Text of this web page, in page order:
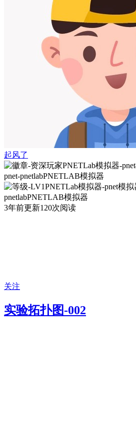
起风了
3年前更新120次阅读
关注
实验拓扑图-002